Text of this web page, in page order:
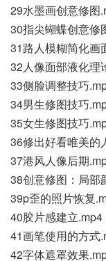
29水墨画创意修图
30指尖蝴蝶创意修
31路人模糊简化画
32人像面部液化理
33侧脸调整技巧
34男生修图技巧
35女生修图技巧
36修出好看唯美的
37港风人像后期
38创意修图：局部
39p歪的照片恢复
40胶片感建立.mp4
41画笔使用的方式
42字体遮罩效果